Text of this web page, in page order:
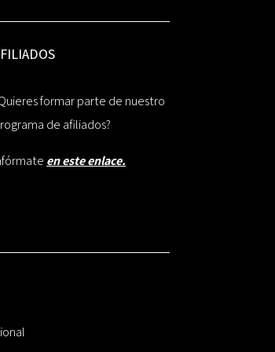
formar parte de nuestro
de afiliados?
en este enlace.